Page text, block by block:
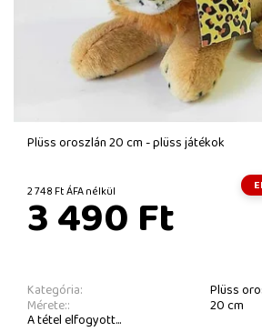
Plüss oroszlán 20 cm - plüss játékok
2 748 Ft ÁFA nélkül
3 490 Ft
Kategória: Plüss
Mérete:: 20 cm
A tétel elfogyott...